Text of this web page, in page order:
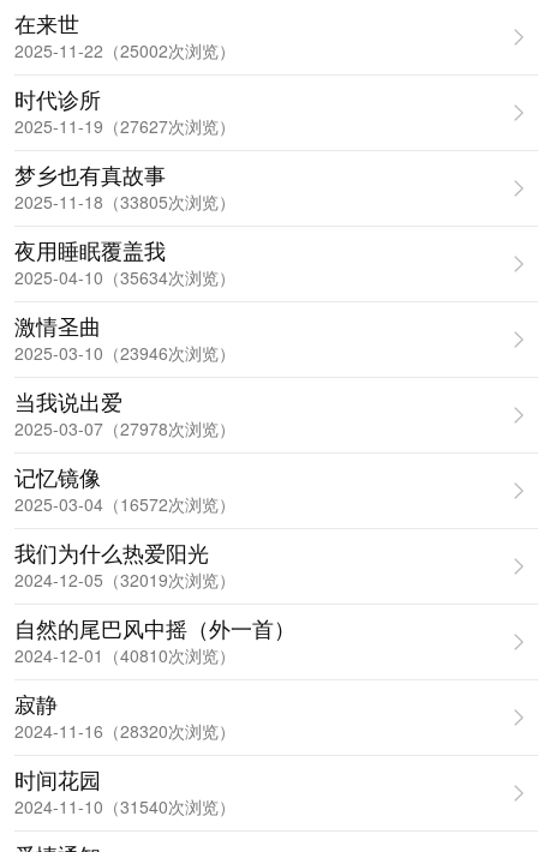
在来世
2025-11-22（25002次浏览）
时代诊所
2025-11-19（27627次浏览）
梦乡也有真故事
2025-11-18（33805次浏览）
夜用睡眠覆盖我
2025-04-10（35634次浏览）
激情圣曲
2025-03-10（23946次浏览）
当我说出爱
2025-03-07（27978次浏览）
记忆镜像
2025-03-04（16572次浏览）
我们为什么热爱阳光
2024-12-05（32019次浏览）
自然的尾巴风中摇（外一首）
2024-12-01（40810次浏览）
寂静
2024-11-16（28320次浏览）
时间花园
2024-11-10（31540次浏览）